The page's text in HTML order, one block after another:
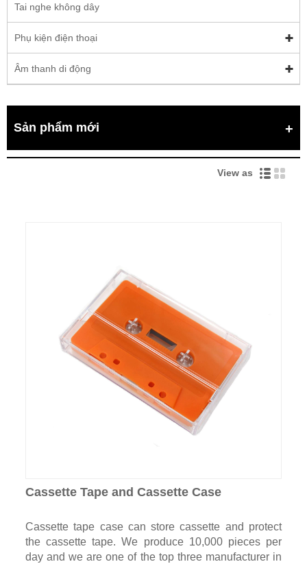
Tai nghe không dây
Phụ kiện điện thoại
Âm thanh di động
Sản phẩm mới
View as
Cassette Tape and Cassette Case
Cassette tape case can store cassette and protect
the cassette tape. We produce 10,000 pieces per
day and we are one of the top three manufacturer in